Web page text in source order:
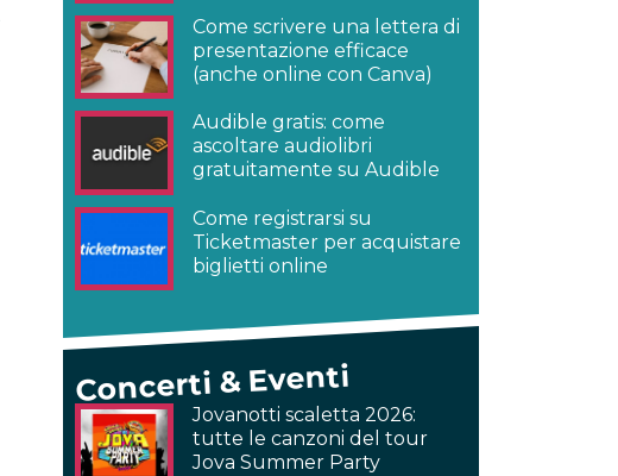
Come scrivere una lettera di
presentazione efficace
(anche online con Canva)
Audible gratis: come
ascoltare audiolibri
gratuitamente su Audible
Come registrarsi su
Ticketmaster per acquistare
biglietti online
Concerti & Eventi
Jovanotti scaletta 2026:
tutte le canzoni del tour
Jova Summer Party